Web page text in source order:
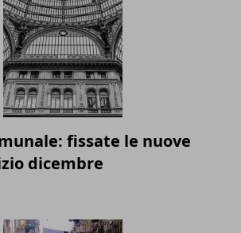
fissate le nuove
dicembre